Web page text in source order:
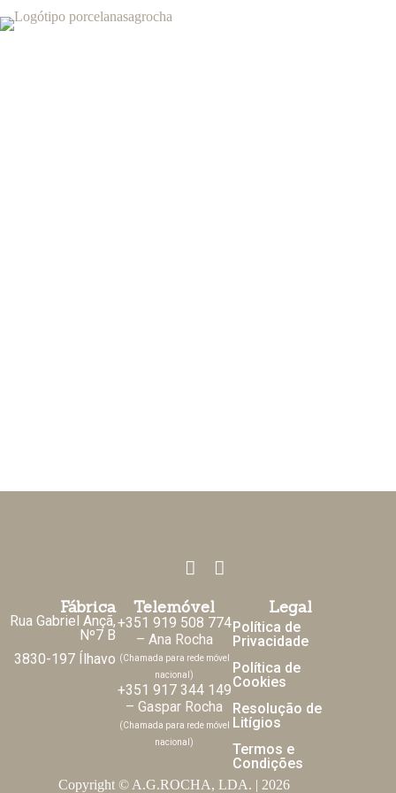
Fábrica
Rua Gabriel Ançã,
Nº7 B
3830-197 Ílhavo
Telemóvel
+351 919 508 774
– Ana Rocha
(Chamada para rede móvel
nacional)
+351 917 344 149
– Gaspar Rocha
(Chamada para rede móvel
nacional)
Legal
Política de
Privacidade
Política de
Cookies
Resolução de
Litígios
Termos e
Condições
Copyright © A.G.ROCHA, LDA. | 2026